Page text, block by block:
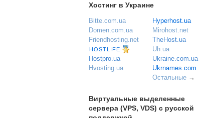
Хостинг в Украине
Bitte.com.ua
Domen.com.ua
Friendhosting.net
HOSTLIFE
Hostpro.ua
Hvosting.ua
Hyperhost.ua
Mirohost.net
TheHost.ua
Uh.ua
Ukraine.com.ua
Ukrnames.com
Остальные →
Виртуальные выделенные
сервера (VPS, VDS) с русской